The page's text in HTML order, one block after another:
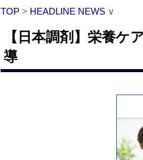
TOP > HEADLINE NEWS ∨
【日本調剤】栄養ケ
導